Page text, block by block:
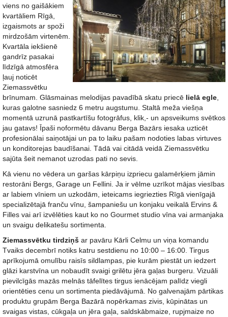
viens no gaišākiem
kvartāliem Rīgā,
izgaismots ar spoži
mirdzošām virtenēm.
Kvartāla iekšienē
gandrīz pasakai
līdzīgā atmosfēra
ļauj noticēt
Ziemassvētku
brīnumam. Glāsmainas melodijas pavadībā skatu priecē lielā egle
kuras galotne sasniedz 6 metru augstumu. Staltā meža viešņa
momentā uzrunā pastkartīšu fotogrāfus, klik,- un apsveikums svētkos
jau gatavs! Īpaši noformētu dāvanu Berga Bazārs iesaka uzticēt
profesionālai saiņotājai un pa to laiku pašam nodoties labas virtuves
un konditorejas baudīšanai. Tādā vai citādā veidā Ziemassvētku
sajūta šeit nemanot uzrodas pati no sevis.
Kā vienu no vēdera un garšas kārpiņu izpriecu galamērķiem jāmin
restorāni Bergs, Garage un Fellini. Ja ir vēlme uzrīkot mājas viesības
ar labiem vīniem un uzkodām, ieteicams iegriezties Rīgā vienīgajā
specializētajā franču vīnu, šampaniešu un konjaku veikalā Ervins &
Filles vai arī izvēlēties kaut ko no Gourmet studio vīna vai armanjaka
un svaigu delikatešu sortimenta.
Ziemassvētku tirdziņš ar pavāru Kārli Celmu un viņa komandu
Tvaiks decembrī notiks katru sestdienu no 10:00 – 16:00. Tirgus
aprīkojumā omulību raisīs sildlampas, pie kurām piestāt un iedzert
glāzi karstvīna un nobaudīt svaigi grilētu jēra gaļas burgeru. Vizuāli
pievilcīgās mazās melnās tāfelītes tirgus ienācējam palīdz viegli
orientēties cenu un sortimenta piedāvājumā. No galvenajām pārtikas
produktu grupām Berga Bazārā nopērkamas zivis, kūpinātas un
svaigas vistas, cūkgaļa un jēra gaļa, saldskābmaize, rupjmaize no